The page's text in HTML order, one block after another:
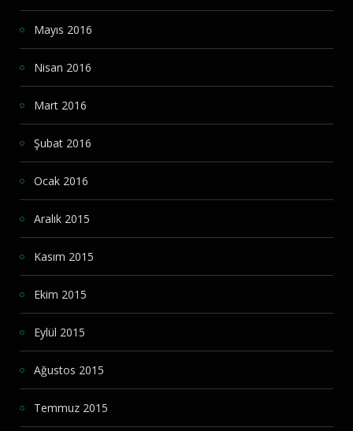
Mayıs 2016
Nisan 2016
Mart 2016
Şubat 2016
Ocak 2016
Aralık 2015
Kasım 2015
Ekim 2015
Eylül 2015
Ağustos 2015
Temmuz 2015